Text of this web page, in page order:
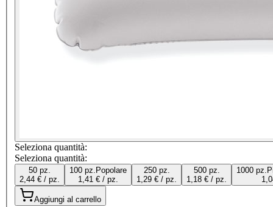
Seleziona quantità:
Seleziona quantità:
50 pz.
2,44 € / pz.
100 pz. Popolare
1,41 € / pz.
250 pz.
1,29 € / pz.
500 pz.
1,18 € / pz.
1000 pz.
Aggiungi al carrello